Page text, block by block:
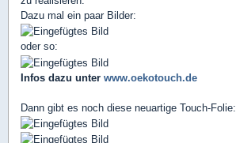
Dazu mal ein paar Bilder:
oder so:
Infos dazu unter www.oekotouch.de
Dann gibt es noch diese neuartige Touch-Folie: